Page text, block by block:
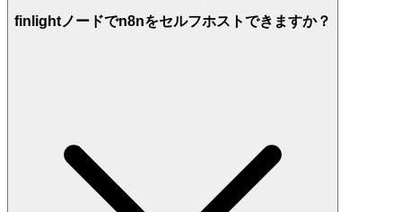
finlightノードでn8nをセルフホストできますか？